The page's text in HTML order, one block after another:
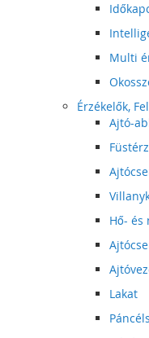
Multi
Érzékelők,
Ajtó-
Hő- és
Lakat